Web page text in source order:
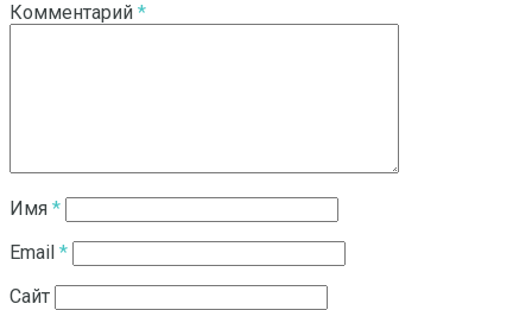
Смотреть все результаты
Комментарий *
Имя *
Email *
Сайт